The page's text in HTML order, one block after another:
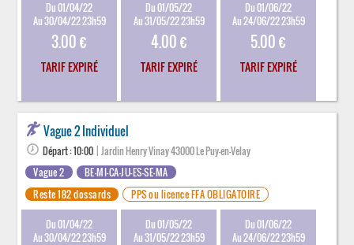
Du 01/04/22
Au 30/04/22 23h59
3.00 €
TARIF EXPIRÉ
Du 01/05/22
Au 31/05/22 23h59
4.00 €
TARIF EXPIRÉ
Du 01/06/22
Au 24/06/22 23h59
5.00 €
TARIF EXPIRÉ
Vague 2 Individuel
Départ : 10:00 | Jardin Henry Vinay 43000 Le Puy-en-Velay
Vague 2
BE-MI-CA-JU-ES-SE-MA
Reste 182 dossards
PPS ou licence FFA OBLIGATOIRE
Du 01/04/22
Au 30/04/22 23h59
Du 01/05/22
Au 31/05/22 23h59
Du 01/06/22
Au 24/06/22 23h59